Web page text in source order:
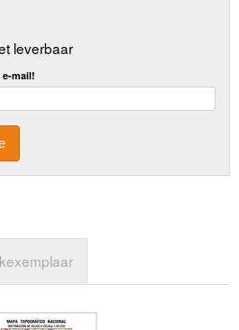
leverbaar
e-mail!